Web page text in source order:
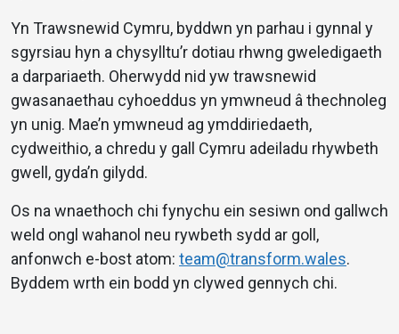
Yn Trawsnewid Cymru, byddwn yn parhau i gynnal y
sgyrsiau hyn a chysylltu’r dotiau rhwng gweledigaeth
a darpariaeth. Oherwydd nid yw trawsnewid
gwasanaethau cyhoeddus yn ymwneud â thechnoleg
yn unig. Mae’n ymwneud ag ymddiriedaeth,
cydweithio, a chredu y gall Cymru adeiladu rhywbeth
gwell, gyda’n gilydd.
Os na wnaethoch chi fynychu ein sesiwn ond gallwch
weld ongl wahanol neu rywbeth sydd ar goll,
anfonwch e-bost atom: team@transform.wales.
Byddem wrth ein bodd yn clywed gennych chi.